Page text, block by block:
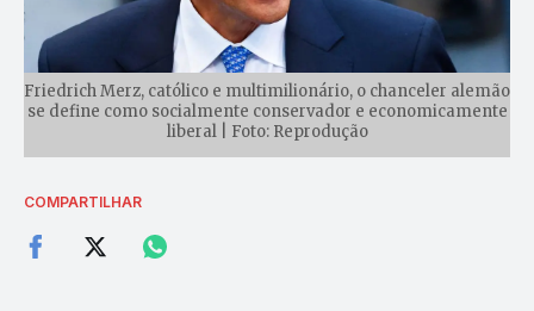
Friedrich Merz, católico e multimilionário, o chanceler alemão
se define como socialmente conservador e economicamente
liberal | Foto: Reprodução
COMPARTILHAR